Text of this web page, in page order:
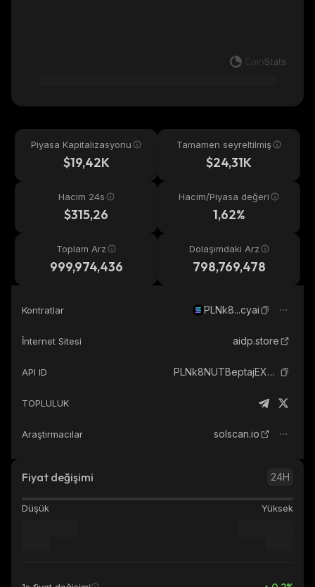
Piyasa Kapitalizasyonu
$19,42K
Tamamen seyreltilmiş
$24,31K
Hacim 24s
$315,26
Hacim/Piyasa değeri
1,62%
Toplam Arz
999,974,436
Dolaşımdaki Arz
798,769,478
Kontratlar PLNk8...cyai
İnternet Sitesi aidp.store
API ID PLNk8NUTBeptajEX9GzZrxsYPJ1psnw62dPnWkGcyai_solana
TOPLULUK
Araştırmacılar solscan.io
Fiyat değişimi 24H
Düşük Yüksek